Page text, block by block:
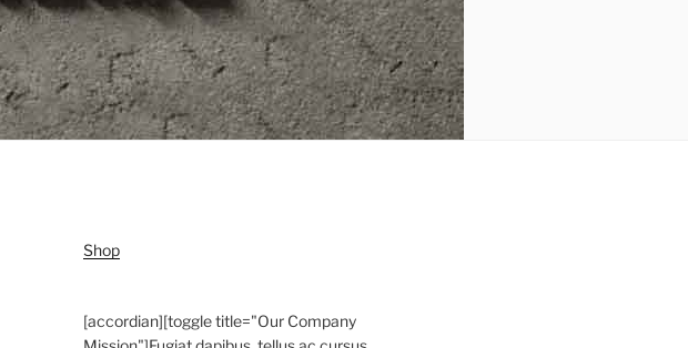
Shop
[accordian][toggle title="Our Company